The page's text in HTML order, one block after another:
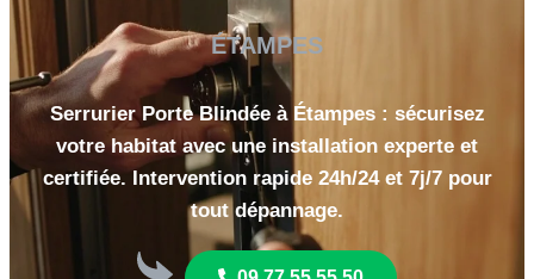
ÉTAMPES
Serrurier Porte Blindée à Étampes : sécurisez
votre habitat avec une installation experte et
certifiée. Intervention rapide 24h/24 et 7j/7 pour
tout dépannage.